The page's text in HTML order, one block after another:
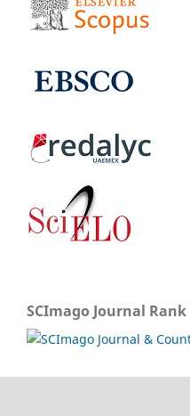
SCImago Journal Rank